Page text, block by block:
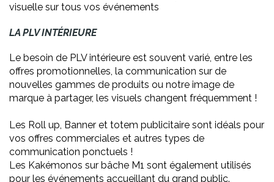
visuelle sur tous vos événements
LA PLV INTÉRIEURE
Le besoin de PLV intérieure est souvent varié, entre les
offres promotionnelles, la communication sur de
nouvelles gammes de produits ou notre image de
marque à partager, les visuels changent fréquemment !
Les Roll up, Banner et totem publicitaire sont idéals pour
vos offres commerciales et autres types de
communication ponctuels !
Les Kakémonos sur bâche M1 sont également utilisés
pour les événements accueillant du grand public.